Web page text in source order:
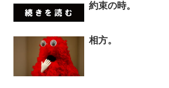
約束の時。
相方。